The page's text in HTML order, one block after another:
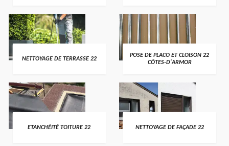
NETTOYAGE DE TERRASSE 22
POSE DE PLACO ET CLOISON 22
CÔTES-D'ARMOR
ETANCHÉITÉ TOITURE 22 NETTOYAGE DE FAÇADE 22